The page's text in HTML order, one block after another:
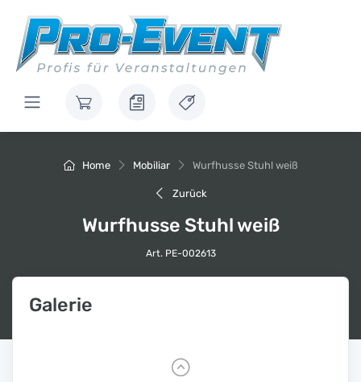
Home Mobiliar Wurfhusse Stuhl weiß
Zurück
Wurfhusse Stuhl weiß
Art. PE-002613
Galerie
P